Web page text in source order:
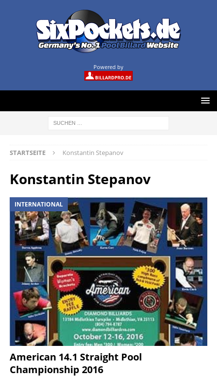
Powered by
STARTSEITE Konstantin Stepanov
Konstantin Stepanov
INTERNATIONAL
American 14.1 Straight Pool
Championship 2016